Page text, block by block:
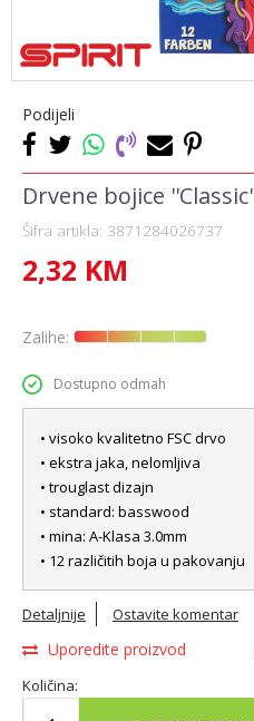
Podijeli
Drvene bojice
Šifra artikla: 3871284026737
2,32 KM
Zalihe:
Dostupno odmah
• visoko kvalitetno FSC drvo
• ekstra jaka, nelomljiva
• trouglast dizajn
• standard: basswood
• mina: A-Klasa 3.0mm
• 12 različitih boja u pakovanju
Detaljnije Ostavite komentar
Uporedite proizvod
Količina: